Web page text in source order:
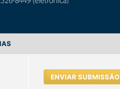
ENVIAR SUBMISSÃO